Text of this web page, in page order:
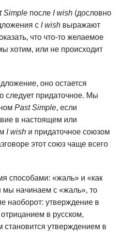
Simple после I wish (дословно
с I wish выражают
что что-то желаемое
хотим, или не происходит
оно остается
следует придаточное. Мы
Past Simple, если
в настоящем или
I wish и придаточное союзом
этот союз чаще всего
способами: «жаль» и «как
мы начинаем с «жаль», то
наоборот: утверждение в
в русском,
становится утверждением в